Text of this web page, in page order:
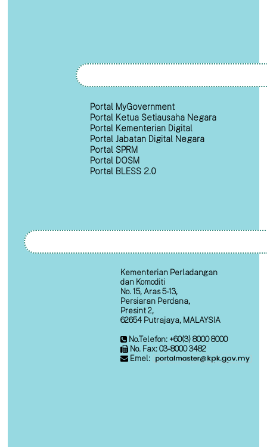
Portal MyGovernment
Portal Ketua Setiausaha Negara
Portal Kementerian Digital
Portal Jabatan Digital Negara
Portal SPRM
Portal DOSM
Portal BLESS 2.0
Kementerian Perladangan
dan Komoditi
No. 15, Aras 5-13,
Persiaran Perdana,
Presint 2,
62654 Putrajaya, MALAYSIA
No.Telefon: +60(3) 8000 8000
No. Fax: 03-8000 3482
Emel: